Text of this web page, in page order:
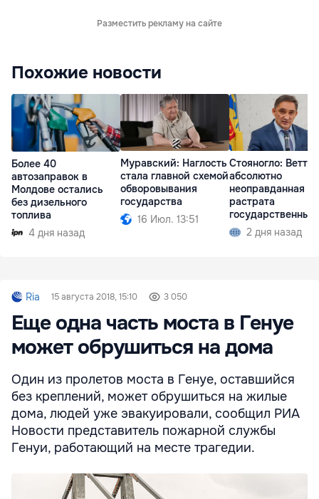
Разместить рекламу на сайте
Похожие новости
Более 40
автозаправок в
Молдове остались
без дизельного
топлива
4 дня назад
Муравский: Наглость
стала главной схемой
обворовывания
государства
16 Июл. 13:51
Стояногло:
абсолютно
неоправданная
растрата
государственных
средств
2 дня назад
Ria 15 августа 2018, 15:10 3 050
Еще одна часть моста в Генуе
может обрушиться на дома
Один из пролетов моста в Генуе, оставшийся
без креплений, может обрушиться на жилые
дома, людей уже эвакуировали, сообщил РИА
Новости представитель пожарной службы
Генуи, работающий на месте трагедии.